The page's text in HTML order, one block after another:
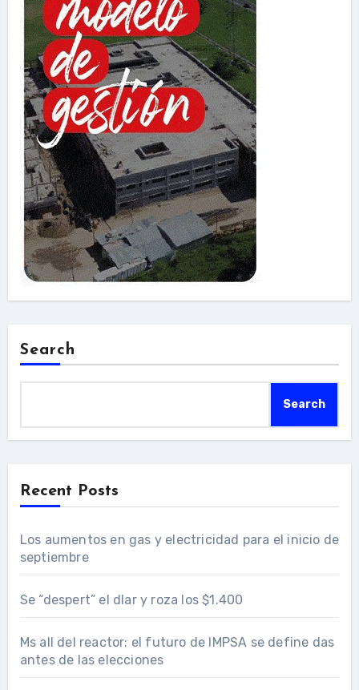
Search
Search
Recent Posts
Los aumentos en gas y electricidad para el inicio de
septiembre
Se “despert” el dlar y roza los $1.400
Ms all del reactor: el futuro de IMPSA se define das
antes de las elecciones